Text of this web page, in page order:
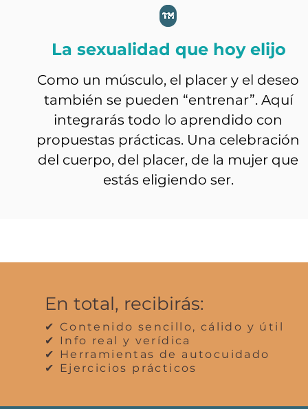
La sexualidad que hoy elijo
Como un músculo, el placer y el deseo
también se pueden “entrenar”. Aquí
integrarás todo lo aprendido con
propuestas prácticas. Una celebración
del cuerpo, del placer, de la mujer que
estás eligiendo ser.
En total, recibirás:
✔ Contenido sencillo, cálido y útil
✔ Info real y verídica
✔ Herramientas de autocuidado
✔ Ejercicios prácticos